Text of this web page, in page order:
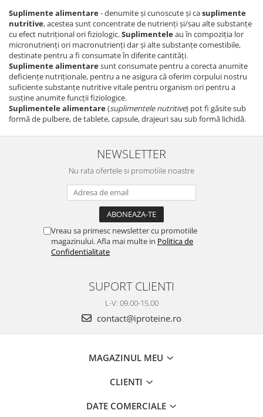
Suplimente alimentare- denumite și cunoscute și casuplimente
nutritive, acestea sunt concentrate de nutrienți și/sau alte substanțe
cu efect nutrițional ori fiziologic.Suplimenteleau în compoziția lor
micronutrienți ori macronutrienți dar și alte substanțe comestibile,
destinate pentru a fi consumate în diferite cantități.
Suplimente alimentaresunt consumate pentru a corecta anumite
deficiențe nutriționale, pentru a ne asigura că oferim corpului nostru
suficiente substanțe nutritive vitale pentru organism ori pentru a
susține anumite funcții fiziologice.
Suplimentele alimentare(suplimentele nutritive) pot fi găsite sub
formă de pulbere, de tablete, capsule, drajeuri sau sub formă lichidă.
NEWSLETTER
Nu rata ofertele si promotiile noastre
Vreau sa primesc newsletter cu promotiile
magazinului. Afla mai multe in Politica de
Confidentialitate
SUPORT CLIENTI
L-V: 09.00-15.00
contact@iproteine.ro
MAGAZINUL MEU
CLIENTI
DATE COMERCIALE